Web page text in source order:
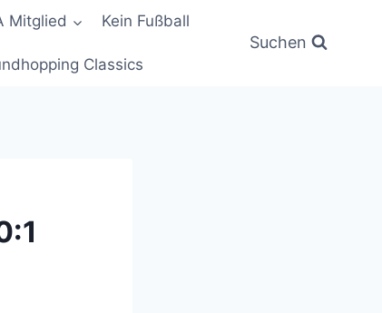
Mitglied Kein Fußball
Classics
Suchen